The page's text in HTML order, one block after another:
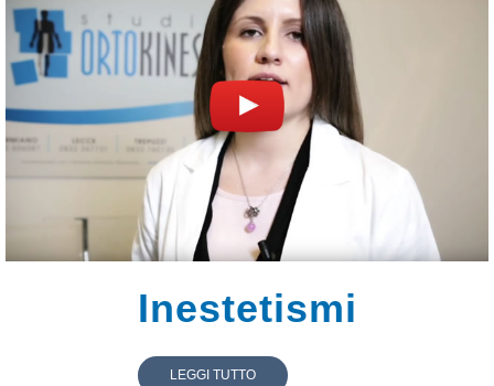
Inestetismi
LEGGI TUTTO